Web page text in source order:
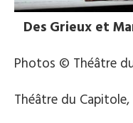
Des Grieux et
Photos © Théâtre
Théâtre du